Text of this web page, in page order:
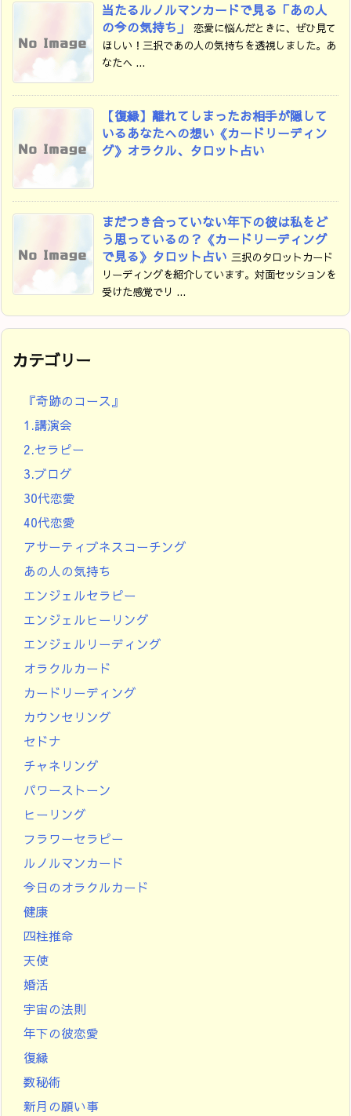
当たるルノルマンカードで見る「あの人
の今の気持ち」
恋愛に悩んだときに、ぜひ見て
ほしい！三択であの人の気持ちを透視しました。あ
なたへ ...
【復縁】離れてしまったお相手が隠して
いるあなたへの想い《カードリーディン
グ》オラクル、タロット占い
まだつき合っていない年下の彼は私をど
う思っているの？《カードリーディング
で見る》タロット占い 三択のタロットカード
リーディングを紹介しています。対面セッションを
受けた感覚でリ ...
カテゴリー
『奇跡のコース』
1.講演会
2.セラピー
3.ブログ
30代恋愛
40代恋愛
アサーティブネスコーチング
あの人の気持ち
エンジェルセラピー
エンジェルヒーリング
エンジェルリーディング
オラクルカード
カードリーディング
カウンセリング
セドナ
チャネリング
パワーストーン
ヒーリング
フラワーセラピー
ルノルマンカード
今日のオラクルカード
健康
四柱推命
天使
婚活
宇宙の法則
年下の彼恋愛
復縁
数秘術
新月の願い事